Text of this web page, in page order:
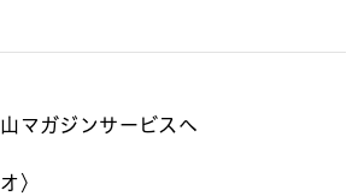
マガジンサービスへ
〉